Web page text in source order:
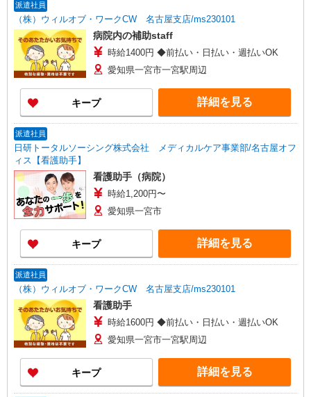
派遣社員
（株）ウィルオブ・ワークCW 名古屋支店/ms230101
病院内の補助staff
時給1400円 ◆前払い・日払い・週払いOK
愛知県一宮市一宮駅周辺
キープ 詳細を見る
派遣社員
日研トータルソーシング株式会社 メディカルケア事業部/名古屋オフ
ィス【看護助手】
看護助手（病院）
時給1,200円〜
愛知県一宮市
キープ 詳細を見る
派遣社員
（株）ウィルオブ・ワークCW 名古屋支店/ms230101
看護助手
時給1600円 ◆前払い・日払い・週払いOK
愛知県一宮市一宮駅周辺
キープ 詳細を見る